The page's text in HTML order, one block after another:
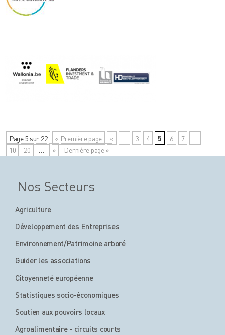
Page 5 sur 22 « Première page « 3 4 5 6 7
10
20 » Dernière page »
Nos Secteurs
Agriculture
Développement des Entreprises
Environnement/Patrimoine arboré
Guider les associations
Citoyenneté européenne
Statistiques socio-économiques
Soutien aux pouvoirs locaux
Agroalimentaire - circuits courts